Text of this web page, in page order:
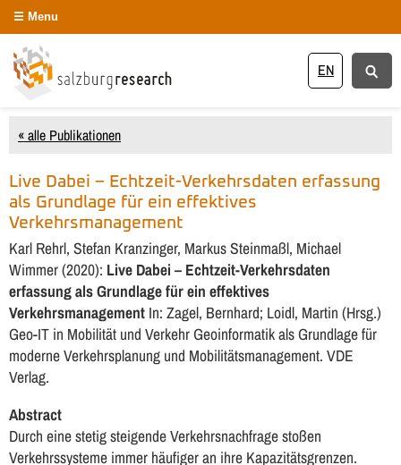
EN
Menu
« alle Publikationen
Live Dabei – Echtzeit-Verkehrsdaten erfassung
als Grundlage für ein effektives
Verkehrsmanagement
Karl Rehrl, Stefan Kranzinger, Markus Steinmaßl, Michael
Wimmer (2020): Live Dabei – Echtzeit-Verkehrsdaten
erfassung als Grundlage für ein effektives
Verkehrsmanagement In: Zagel, Bernhard; Loidl, Martin (Hrsg.)
Geo-IT in Mobilität und Verkehr Geoinformatik als Grundlage für
moderne Verkehrsplanung und Mobilitätsmanagement. VDE
Verlag.
Abstract
Durch eine stetig steigende Verkehrsnachfrage stoßen
Verkehrssysteme immer häufiger an ihre Kapazitätsgrenzen.